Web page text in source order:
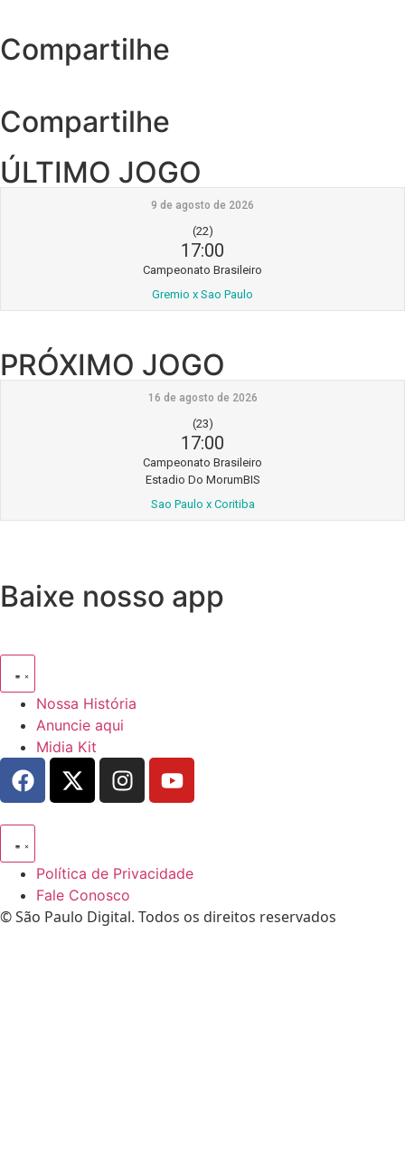
Compartilhe
Compartilhe
ÚLTIMO JOGO
9 de agosto de 2026
(22)
17:00
Campeonato Brasileiro
Gremio x Sao Paulo
PRÓXIMO JOGO
16 de agosto de 2026
(23)
17:00
Campeonato Brasileiro
Estadio Do MorumBIS
Sao Paulo x Coritiba
Baixe nosso app
Nossa História
Anuncie aqui
Midia Kit
Política de Privacidade
Fale Conosco
© São Paulo Digital. Todos os direitos reservados